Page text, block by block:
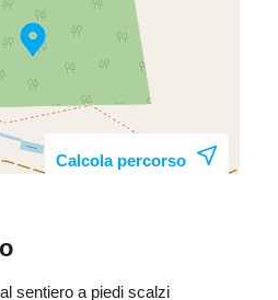
Calcola percorso
sentiero a piedi scalzi